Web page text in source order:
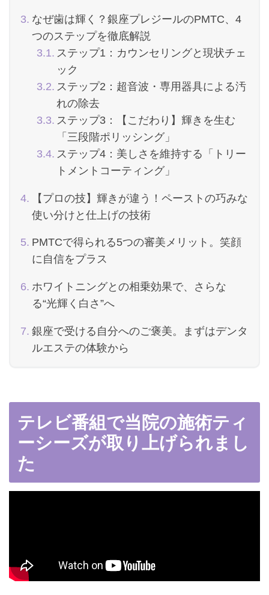
なぜ歯は輝く？銀座プレジールのPMTC、4
つのステップを徹底解説
ステップ1：カウンセリングと現状チェ
ック
ステップ2：超音波・専用器具による汚
れの除去
ステップ3：【こだわり】輝きを生む
「三段階ポリッシング」
ステップ4：美しさを維持する「トリー
トメントコーティング」
【プロの技】輝きが違う！ペーストの巧みな
使い分けと仕上げの技術
PMTCで得られる5つの審美メリット。笑顔
に自信をプラス
ホワイトニングとの相乗効果で、さらな
る“光輝く白さ”へ
銀座で受ける自分へのご褒美。まずはデンタ
ルエステの体験から
テレビ番組で当院の施術ティ
ーシーズが取り上げられまし
た